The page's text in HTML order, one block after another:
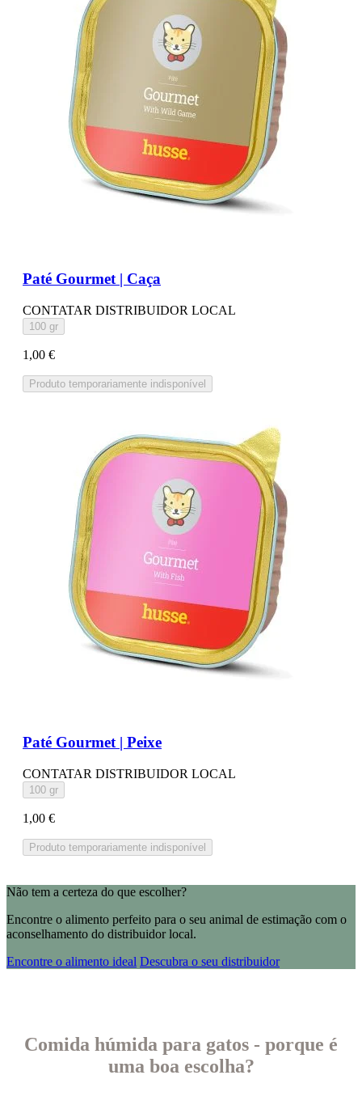
Paté Gourmet | Caça
CONTATAR DISTRIBUIDOR LOCAL
100 gr
1,00 €
Produto temporariamente indisponível
Paté Gourmet | Peixe
CONTATAR DISTRIBUIDOR LOCAL
100 gr
1,00 €
Produto temporariamente indisponível
Não tem a certeza do que escolher?
Encontre o alimento perfeito para o seu animal de estimação com o
aconselhamento do distribuidor local.
Encontre o alimento ideal Descubra o seu distribuidor
Comida húmida para gatos - porque é
uma boa escolha?